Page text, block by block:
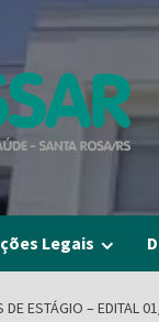
Legais
ESTÁGIO – EDITAL